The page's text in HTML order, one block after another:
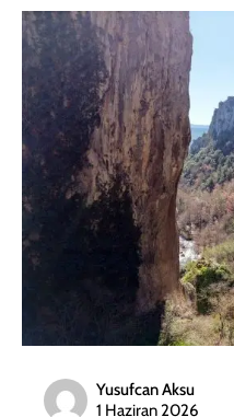
Yusufcan Aksu
1 Haziran 2026